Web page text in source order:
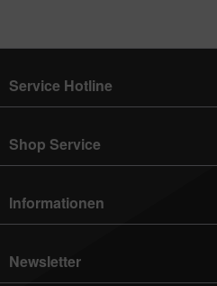
Service Hotline
Shop Service
Informationen
Newsletter